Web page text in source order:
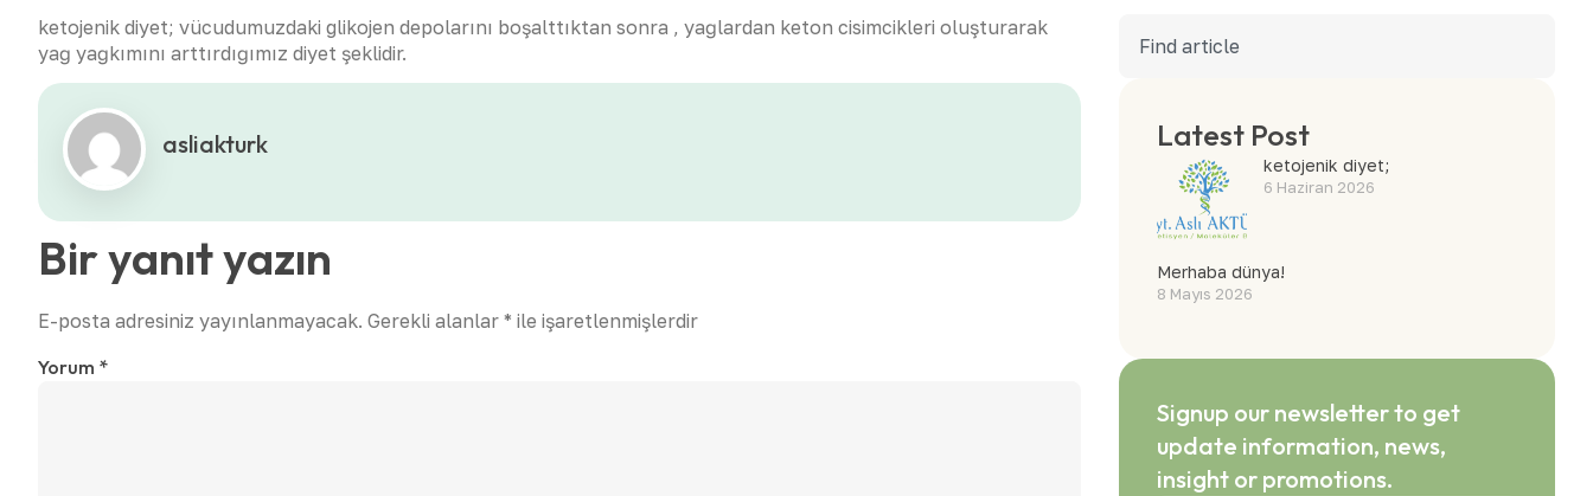
ketojenik diyet; vücudumuzdaki glikojen depolarını boşalttıktan sonra , yağlardan keton cisimcikleri oluşturarak
yağ yağkımını arttırdığımız diyet şeklidir.
asliakturk
Bir yanıt yazın
E-posta adresiniz yayınlanmayacak. Gerekli alanlar * ile işaretlenmişlerdir
Yorum *
Latest Post
ketojenik diyet;
6 Haziran 2026
Merhaba dünya!
8 Mayıs 2026
Signup our newsletter to get
update information, news,
insight or promotions.